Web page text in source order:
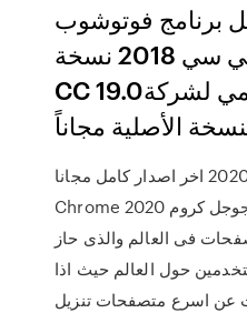
برنامج فوتوشوب
سي سي 2018 نسخة PhotoShop
CC 19.0من الموقع الرسمي لشركة
الأصلية مجاناً
نزل جوجل كروم 2020 اخر اصدار كامل مجانا Google
Chrome للكمبيوتر عربى برنامج جوجل كروم 2020
فى العالم والذى حاز
حول العالم حيث اذا
عن اسرع متصفحات تنزيل